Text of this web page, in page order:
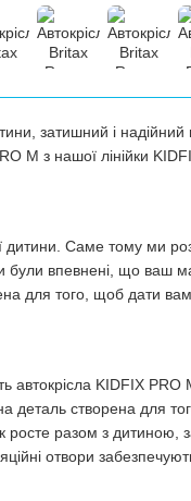
затишний і
M з нашої лінійки
дитини. Саме тому ми
були впевнені, що ваш
для того, щоб дати
автокрісла KIDFIX PRO
деталь створена для
росте разом з дитиною,
отвори